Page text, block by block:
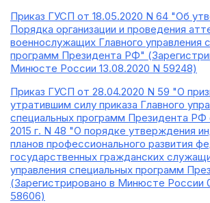
Приказ ГУСП от 18.05.2020 N 64 "Об
Порядка организации и проведения
военнослужащих Главного управления
программ Президента РФ"
Минюсте России 13.08.2020 N 59248)
Приказ ГУСП от 28.04.2020 N 59 "О
утратившим силу приказа Главного
специальных программ Президента РФ
2015 г. N 48 "О порядке утверждения
планов профессионального развития
государственных гражданских
управления специальных программ
(Зарегистрировано в Минюсте России
58606)